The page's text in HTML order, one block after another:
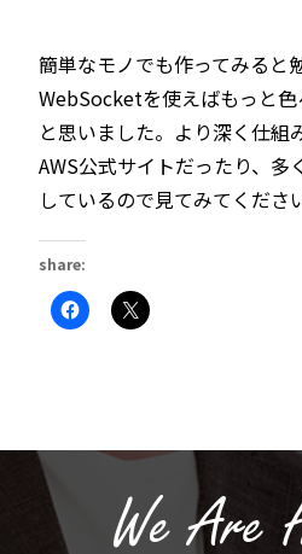
簡単なモノでも作ってみると
WebSocketを使えばもっと
と思いました。より深く仕組
AWS公式サイトだったり、
しているので見てみてくださ
share:
Facebook
で
リ
ク
リ
有
(新
い
ウ
ィ
ン